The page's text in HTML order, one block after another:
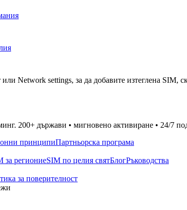
Network settings, за да добавите изтеглена SIM,
200+ държави • мигновено активиране • 24/7
принципиПартньорска програма
за региониeSIM по целия святБлогРъководства
за поверителност